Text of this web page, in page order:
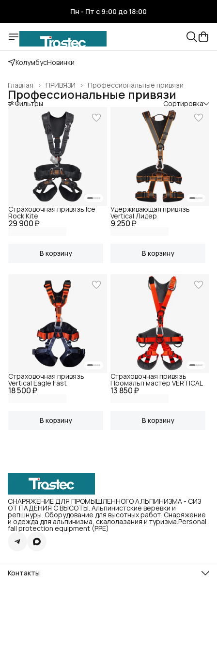
Пн - Пт с 9:00 до 18:00
Официальный дилер PETZL
ДОБРО ПОЖАЛОВАТЬ В НАШ МАГАЗИН!!
КолумбусНовинки
Профессиональные привязи
ПРИВЯЗИ ›
Главная ›
Профессиональные привязи
Фильтры Сортировка
29 900 ₽
Страховочная привязь Ice
Rock Kite
В корзину
9 250 ₽
Удерживающая привязь
Vertical Лидер
В корзину
18 500 ₽
Страховочная привязь
Vertical Eagle Fast
В корзину
13 850 ₽
Страховочная привязь
Промальп мастер VERTICAL
В корзину
СНАРЯЖЕНИЕ ДЛЯ ПРОМЫШЛЕННОГО АЛЬПИНИЗМА - СИЗ
ОТ ПАДЕНИЯ С ВЫСОТЫ. Альпинистские веревки и
репшнуры. Оборудование для высотных работ. Снаряжение
и одежда для альпинизма, скалолазания и туризма.Personal
fall protection equipment (PPE)
Контакты